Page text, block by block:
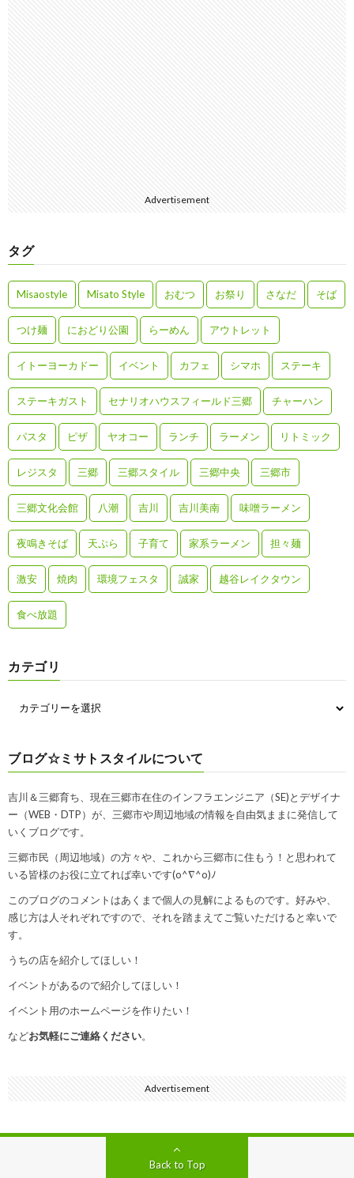
Advertisement
タグ
Misaostyle Misato Style おむつ お祭り さなだ そば
つけ麺 におどり公園 らーめん アウトレット
イトーヨーカドー イベント カフェ シマホ ステーキ
ステーキガスト セナリオハウスフィールド三郷 チャーハン
パスタ ピザ ヤオコー ランチ ラーメン リトミック
レジスタ 三郷 三郷スタイル 三郷中央 三郷市
三郷文化会館 八潮 吉川 吉川美南 味噌ラーメン
夜鳴きそば 天ぷら 子育て 家系ラーメン 担々麺
激安 焼肉 環境フェスタ 誠家 越谷レイクタウン
食べ放題
カテゴリ
ブログ☆ミサトスタイルについて
吉川＆三郷育ち、現在三郷市在住のインフラエンジニア（SE)とデザイナ
ー（WEB・DTP）が、三郷市や周辺地域の情報を自由気ままに発信して
いくブログです。
三郷市民（周辺地域）の方々や、これから三郷市に住もう！と思われて
いる皆様のお役に立てれば幸いです(o^∇^o)ﾉ
このブログのコメントはあくまで個人の見解によるものです。好みや、
感じ方は人それぞれですので、それを踏まえてご覧いただけると幸いで
す。
うちの店を紹介してほしい！
イベントがあるので紹介してほしい！
イベント用のホームページを作りたい！
などお気軽にご連絡ください。
Advertisement
Back to Top